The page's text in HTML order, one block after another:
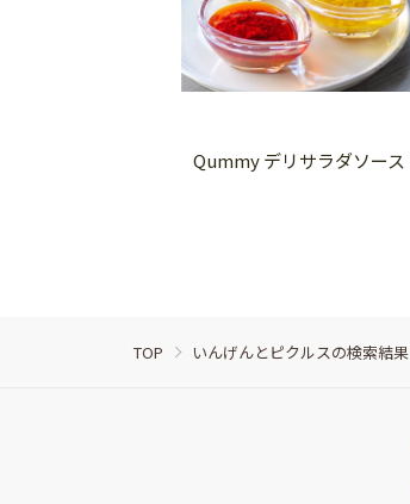
Qummy デリサラダソース
TOP いんげんとピクルスの検索結果